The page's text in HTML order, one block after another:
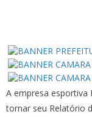
A empresa esportiva
tornar seu Relatório